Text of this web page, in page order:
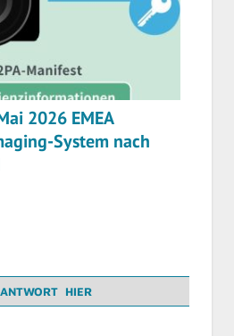
2026 EMEA
System nach
HIER